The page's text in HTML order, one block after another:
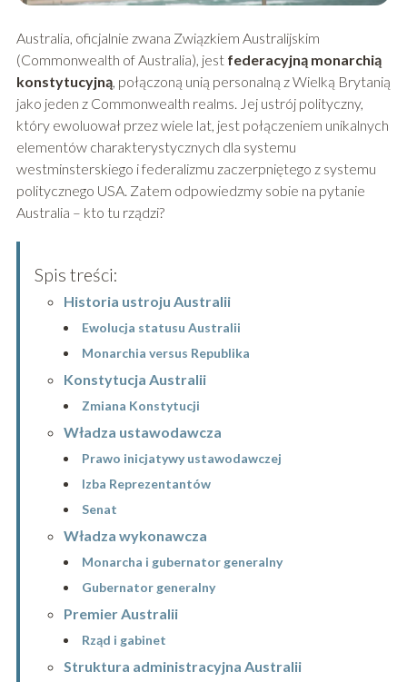
Australia, oficjalnie zwana Związkiem Australijskim
(Commonwealth of Australia), jest federacyjną monarchią
konstytucyjną, połączoną unią personalną z Wielką Brytanią
jako jeden z Commonwealth realms. Jej ustrój polityczny,
który ewoluował przez wiele lat, jest połączeniem unikalnych
elementów charakterystycznych dla systemu
westminsterskiego i federalizmu zaczerpniętego z systemu
politycznego USA. Zatem odpowiedzmy sobie na pytanie
Australia – kto tu rządzi?
Spis treści:
Historia ustroju Australii
Ewolucja statusu Australii
Monarchia versus Republika
Konstytucja Australii
Zmiana Konstytucji
Władza ustawodawcza
Prawo inicjatywy ustawodawczej
Izba Reprezentantów
Senat
Władza wykonawcza
Monarcha i gubernator generalny
Gubernator generalny
Premier Australii
Rząd i gabinet
Struktura administracyjna Australii